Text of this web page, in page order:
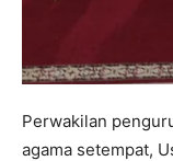
Perwakilan
agama setempat,